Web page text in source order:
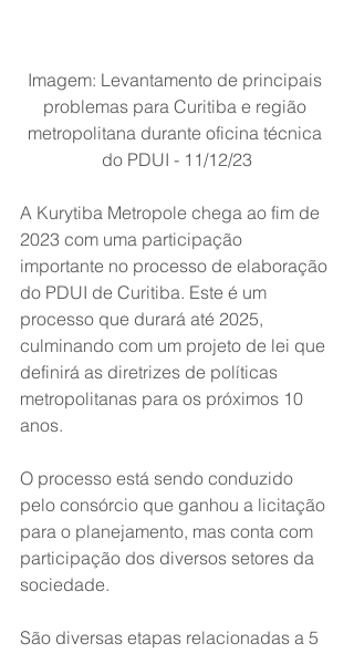
Imagem: Levantamento de principais
problemas para Curitiba e região
metropolitana durante oficina técnica
do PDUI - 11/12/23
A Kurytiba Metropole chega ao fim de
2023 com uma participação
importante no processo de elaboração
do PDUI de Curitiba. Este é um
processo que durará até 2025,
culminando com um projeto de lei que
definirá as diretrizes de políticas
metropolitanas para os próximos 10
anos.
O processo está sendo conduzido
pelo consórcio que ganhou a licitação
para o planejamento, mas conta com
participação dos diversos setores da
sociedade.
São diversas etapas relacionadas a 5